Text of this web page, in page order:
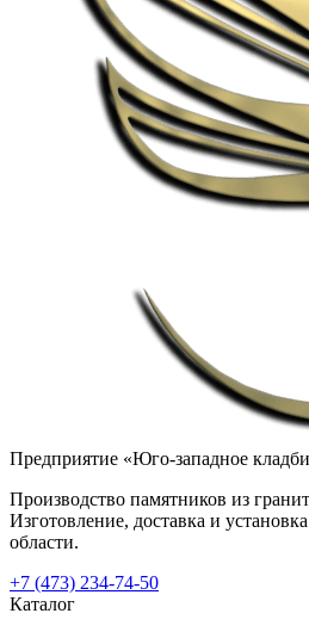
Предприятие «Юго-западное
Производство памятников из
Изготовление, доставка и
области.
+7 (473) 234-74-50
Каталог